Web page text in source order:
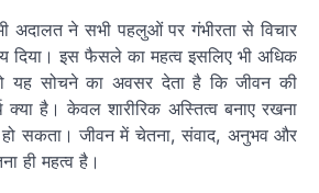
अदालत ने सभी पहलुओं पर गंभीरता से विचार
दिया। इस फैसले का महत्व इसलिए भी अधिक
यह सोचने का अवसर देता है कि जीवन की
क्या है। केवल शारीरिक अस्तित्व बनाए रखना
हो सकता। जीवन में चेतना, संवाद, अनुभव और
ही महत्व है।